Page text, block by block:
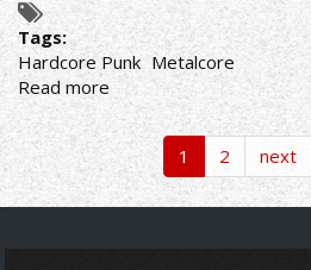
Tags:
Hardcore Punk Metalcore
Read more about
INTEGRITY:
ΘΑ
ΓΙΟΡΤΑΣΟΥΝ
ΤΑ
30
1 2 next